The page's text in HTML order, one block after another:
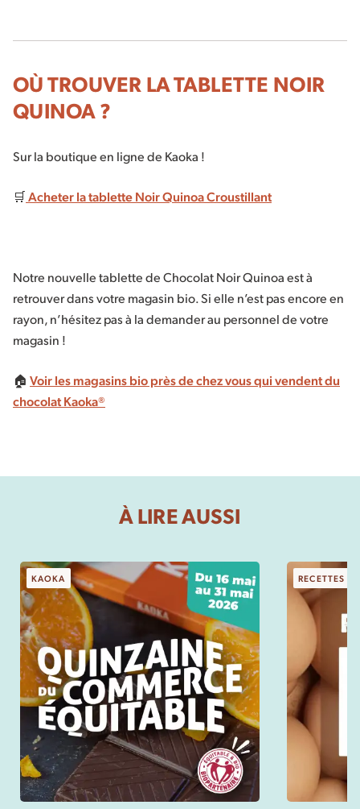
OÙ TROUVER LA TABLETTE NOIR
QUINOA ?
Sur la boutique en ligne de Kaoka !
🛒Acheter la tablette Noir Quinoa Croustillant
Notre nouvelle tablette de Chocolat Noir Quinoa est à
retrouver dans votre magasin bio. Si elle n’est pas encore en
rayon, n’hésitez pas à la demander au personnel de votre
magasin !
🏠 Voir les magasins bio près de chez vous qui vendent du
chocolat Kaoka®
À LIRE AUSSI
KAOKA RECETTES